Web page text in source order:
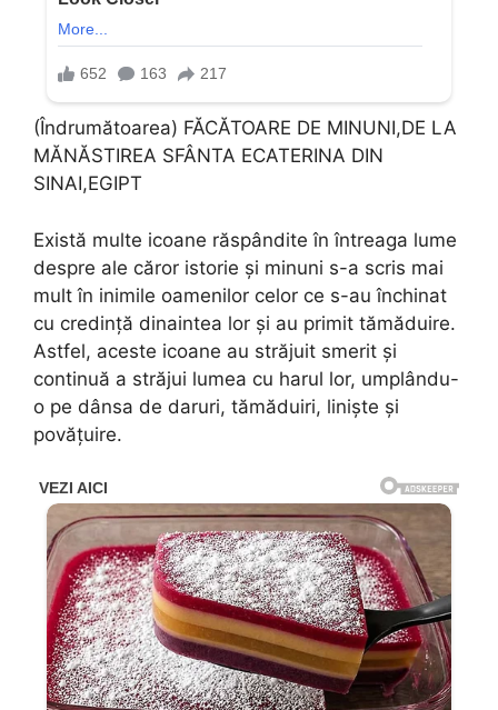
(Îndrumătoarea) FĂCĂTOARE DE MINUNI,DE LA
MĂNĂSTIREA SFÂNTA ECATERINA DIN
SINAI,EGIPT
Există multe icoane răspândite în întreaga lume
despre ale căror istorie și minuni s-a scris mai
mult în inimile oamenilor celor ce s-au închinat
cu credință dinaintea lor și au primit tămăduire.
Astfel, aceste icoane au străjuit smerit și
continuă a străjui lumea cu harul lor, umplându-
o pe dânsa de daruri, tămăduiri, liniște și
povățuire.